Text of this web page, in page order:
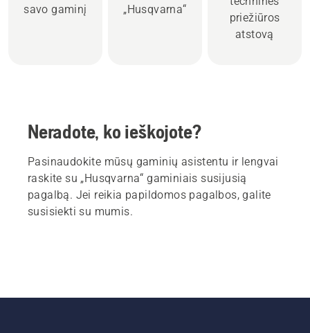
savo gaminį
„Husqvarna“
priežiūros
atstovą
Neradote, ko ieškojote?
Pasinaudokite mūsų gaminių asistentu ir lengvai
raskite su „Husqvarna“ gaminiais susijusią
pagalbą. Jei reikia papildomos pagalbos, galite
susisiekti su mumis.